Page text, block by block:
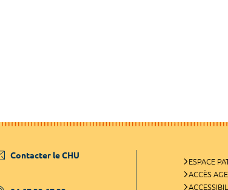
Contacter le CHU
ESPACE
ACCÈS